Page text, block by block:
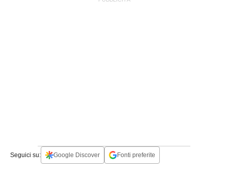
Seguici su: Google Discover Fonti preferite